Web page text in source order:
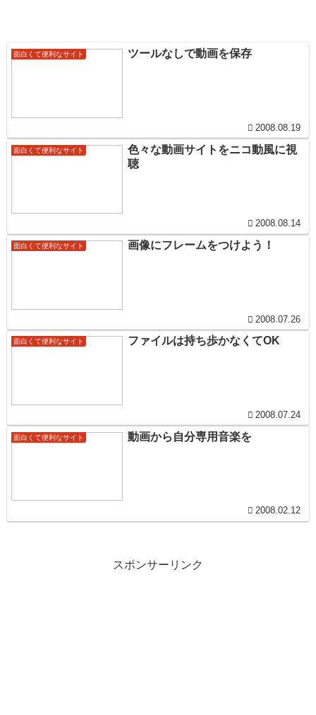
面白くて便利なサイト ツールなしで動画を保存
2008.08.19
面白くて便利なサイト
色々な動画サイトをニコ動風に視
聴
2008.08.14
面白くて便利なサイト 画像にフレームをつけよう！
2008.07.26
面白くて便利なサイト ファイルは持ち歩かなくてOK
2008.07.24
面白くて便利なサイト 動画から自分専用音楽を
2008.02.12
スポンサーリンク